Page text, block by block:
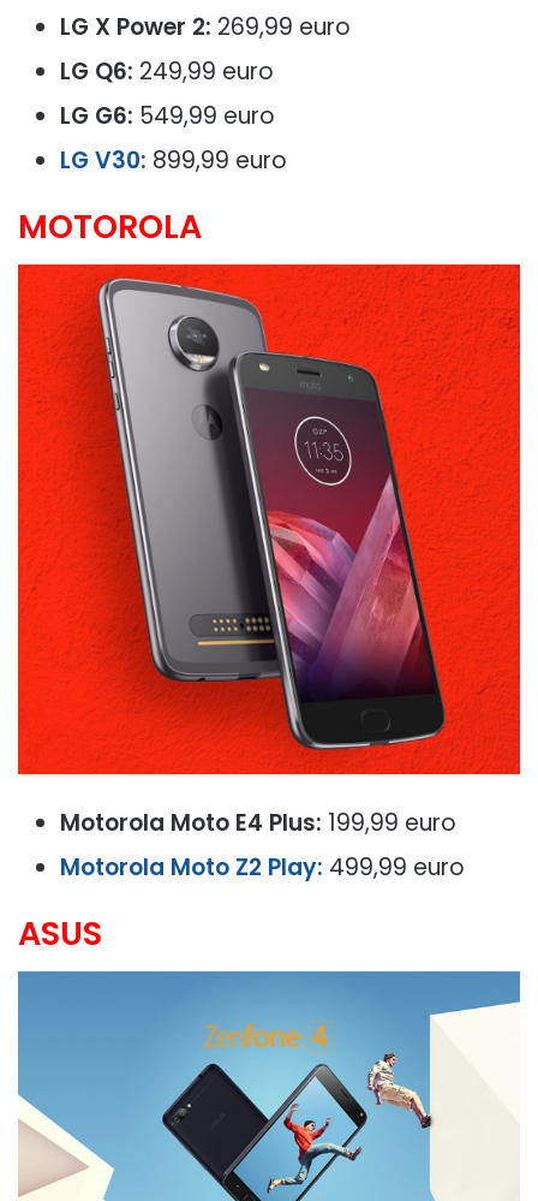
LG X Power 2: 269,99 euro
LG Q6: 249,99 euro
LG G6: 549,99 euro
LG V30: 899,99 euro
MOTOROLA
Motorola Moto E4 Plus: 199,99 euro
Motorola Moto Z2 Play: 499,99 euro
ASUS